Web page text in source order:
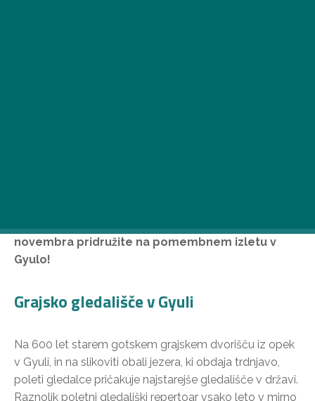
novembra pridružite na pomembnem izletu v
Gyulo!
Grajsko gledališče v Gyuli
Na 600 let starem gotskem grajskem dvorišču iz opek
v Gyuli, in na slikoviti obali jezera, ki obdaja trdnjavo,
poleti gledalce pričakuje najstarejše gledališče v državi.
Raznolik poletni gledališki repertoar vsako leto v mirno